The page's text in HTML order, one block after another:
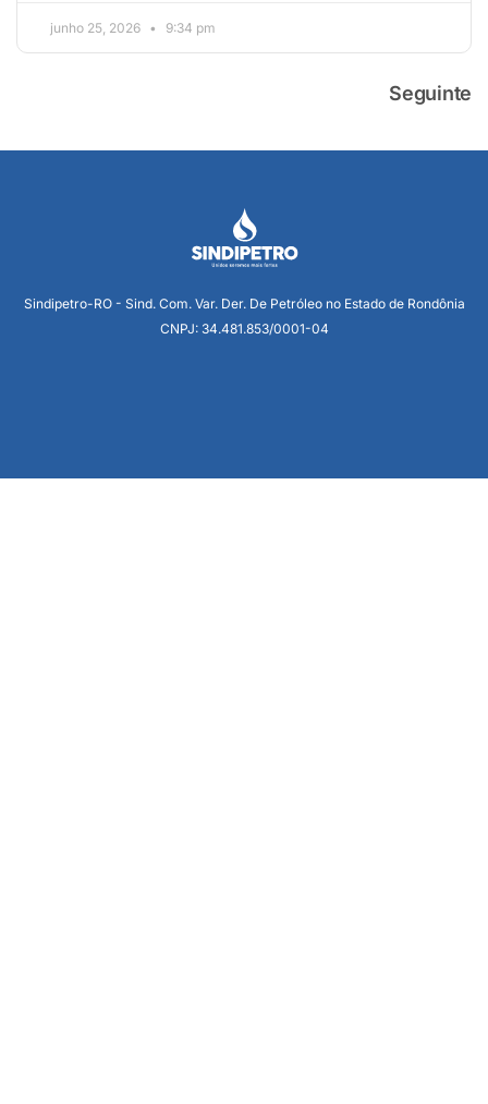
junho 25, 2026 9:34 pm
Seguinte
Sindipetro-RO - Sind. Com. Var. Der. De Petróleo no Estado de Rondônia
CNPJ: 34.481.853/0001-04